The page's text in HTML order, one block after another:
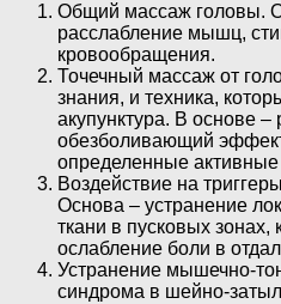
Общий массаж головы.
расслабление мышц,
кровообращения.
Точечный массаж от
знания, и техника,
акупунктура. В основе
обезболивающий
определенные активные
Воздействие на
Основа – устранение
ткани в пусковых зонах,
ослабление боли в
Устранение мышечно-
синдрома в шейно-